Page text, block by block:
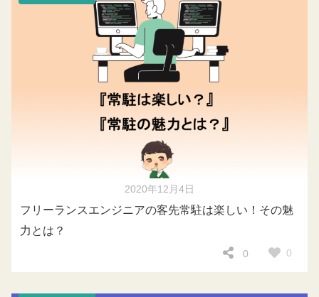
2020年12月4日
フリーランスエンジニアの客先常駐は楽しい！その魅
力とは？
0 0